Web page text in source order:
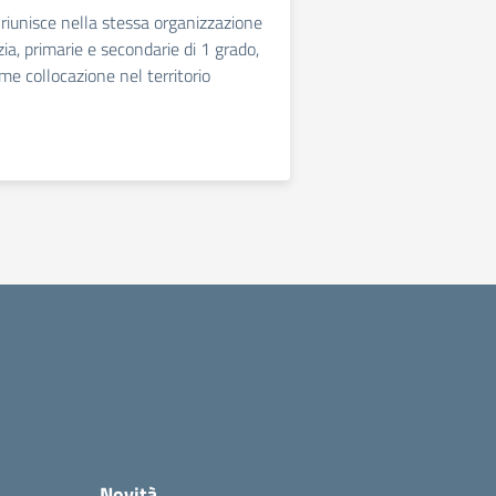
nella stessa organizzazione
primarie e secondarie di 1 grado,
collocazione nel territorio